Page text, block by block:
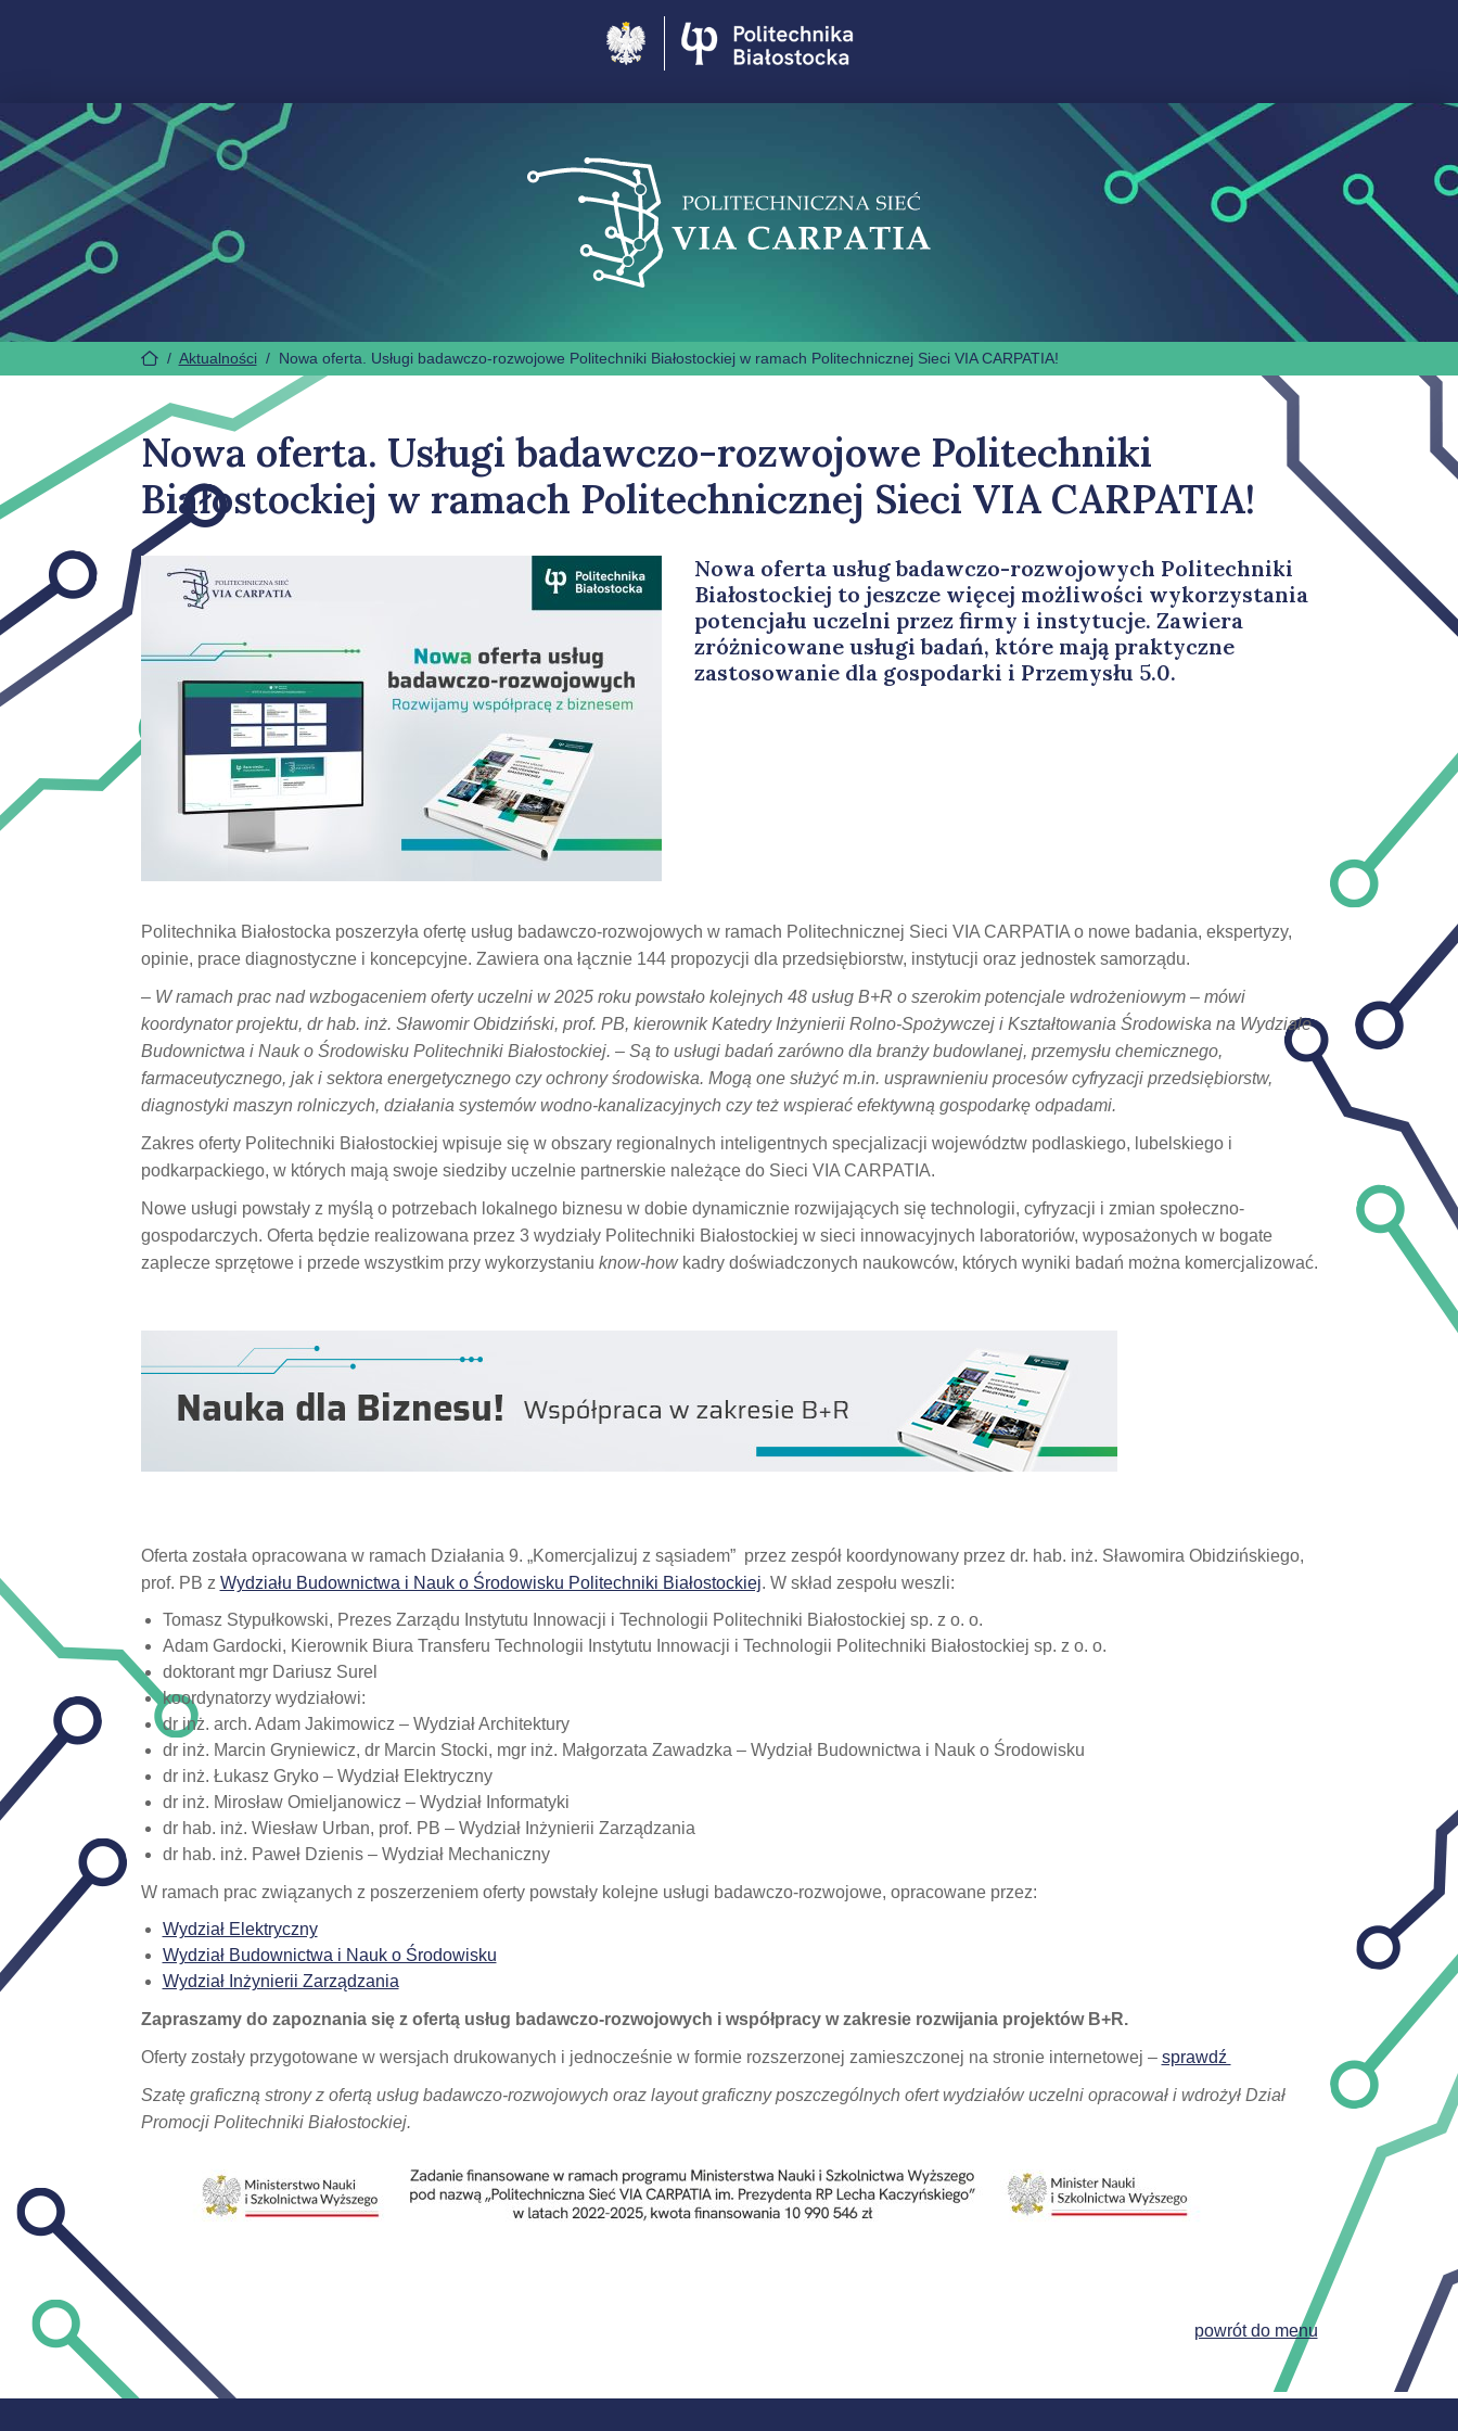
/ Aktualności/ Nowa oferta. Usługi badawczo-rozwojowe Politechniki Białostockiej w ramach Politechnicznej Sieci VIA CARPATIA!
Nowa oferta. Usługi badawczo-rozwojowe Politechniki
Białostockiej w ramach Politechnicznej Sieci VIA CARPATIA!
Nowa oferta usług badawczo-rozwojowych Politechniki
Białostockiej to jeszcze więcej możliwości wykorzystania
potencjału uczelni przez firmy i instytucje. Zawiera
zróżnicowane usługi badań, które mają praktyczne
zastosowanie dla gospodarki i Przemysłu 5.0.
Politechnika Białostocka poszerzyła ofertę usług badawczo-rozwojowych w ramach Politechnicznej Sieci VIA CARPATIA o nowe badania, ekspertyzy,
opinie, prace diagnostyczne i koncepcyjne. Zawiera ona łącznie 144 propozycji dla przedsiębiorstw, instytucji oraz jednostek samorządu.
– W ramach prac nad wzbogaceniem oferty uczelni w 2025 roku powstało kolejnych 48 usług B+R o szerokim potencjale wdrożeniowym – mówi
koordynator projektu, dr hab. inż. Sławomir Obidziński, prof. PB, kierownik Katedry Inżynierii Rolno-Spożywczej i Kształtowania Środowiska na Wydziale
Budownictwa i Nauk o Środowisku Politechniki Białostockiej. – Są to usługi badań zarówno dla branży budowlanej, przemysłu chemicznego,
farmaceutycznego, jak i sektora energetycznego czy ochrony środowiska. Mogą one służyć m.in. usprawnieniu procesów cyfryzacji przedsiębiorstw,
diagnostyki maszyn rolniczych, działania systemów wodno-kanalizacyjnych czy też wspierać efektywną gospodarkę odpadami.
Zakres oferty Politechniki Białostockiej wpisuje się w obszary regionalnych inteligentnych specjalizacji województw podlaskiego, lubelskiego i
podkarpackiego, w których mają swoje siedziby uczelnie partnerskie należące do Sieci VIA CARPATIA.
Nowe usługi powstały z myślą o potrzebach lokalnego biznesu w dobie dynamicznie rozwijających się technologii, cyfryzacji i zmian społeczno-
gospodarczych. Oferta będzie realizowana przez 3 wydziały Politechniki Białostockiej w sieci innowacyjnych laboratoriów, wyposażonych w bogate
zaplecze sprzętowe i przede wszystkim przy wykorzystaniu know-howkadry doświadczonych naukowców, których wyniki badań można komercjalizować.
Oferta została opracowana w ramach Działania 9. „Komercjalizuj z sąsiadem” przez zespół koordynowany przez dr. hab. inż. Sławomira Obidzińskiego,
prof. PB z Wydziału Budownictwa i Nauk o Środowisku Politechniki Białostockiej. W skład zespołu weszli:
Tomasz Stypułkowski, Prezes Zarządu Instytutu Innowacji i Technologii Politechniki Białostockiej sp. z o. o.
Adam Gardocki, Kierownik Biura Transferu Technologii Instytutu Innowacji i Technologii Politechniki Białostockiej sp. z o. o.
doktorant mgr Dariusz Surel
koordynatorzy wydziałowi:
dr inż. arch. Adam Jakimowicz – Wydział Architektury
dr inż. Marcin Gryniewicz, dr Marcin Stocki, mgr inż. Małgorzata Zawadzka – Wydział Budownictwa i Nauk o Środowisku
dr inż. Łukasz Gryko – Wydział Elektryczny
dr inż. Mirosław Omieljanowicz – Wydział Informatyki
dr hab. inż. Wiesław Urban, prof. PB – Wydział Inżynierii Zarządzania
dr hab. inż. Paweł Dzienis – Wydział Mechaniczny
W ramach prac związanych z poszerzeniem oferty powstały kolejne usługi badawczo-rozwojowe, opracowane przez:
Wydział Elektryczny
Wydział Budownictwa i Nauk o Środowisku
Wydział Inżynierii Zarządzania
Zapraszamy do zapoznania się z ofertą usług badawczo-rozwojowych i współpracy w zakresie rozwijania projektów B+R.
Oferty zostały przygotowane w wersjach drukowanych i jednocześnie w formie rozszerzonej zamieszczonej na stronie internetowej – sprawdź
Szatę graficzną strony z ofertą usług badawczo-rozwojowych oraz layout graficzny poszczególnych ofert wydziałów uczelni opracował i wdrożył Dział
Promocji Politechniki Białostockiej.
powrót do menu